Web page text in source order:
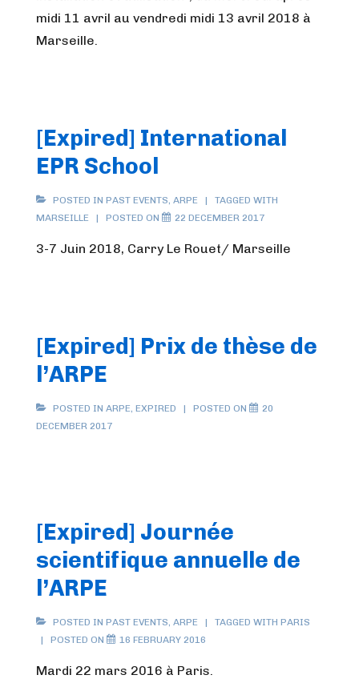
midi 11 avril au vendredi midi 13 avril 2018 à
Marseille.
[Expired] International
EPR School
POSTED IN PAST EVENTS, ARPE
TAGGED WITH
MARSEILLE
POSTED ON 22 DECEMBER 2017
3-7 Juin 2018, Carry Le Rouet/ Marseille
[Expired] Prix de thèse de
l’ARPE
POSTED IN ARPE, EXPIRED POSTED ON
20
DECEMBER 2017
[Expired] Journée
scientifique annuelle de
l’ARPE
POSTED IN PAST EVENTS, ARPE TAGGED WITH PARIS
POSTED ON
16 FEBRUARY 2016
Mardi 22 mars 2016 à Paris.